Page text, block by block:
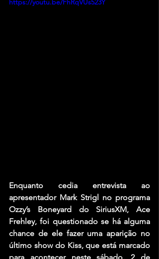
https://youtu.be/FhRqVUs523Y
Enquanto cedia entrevista ao
apresentador Mark Strigl no programa
Ozzy’s Boneyard do SiriusXM, Ace
Frehley, foi questionado se há alguma
chance de ele fazer uma aparição no
último show do Kiss, que está marcado